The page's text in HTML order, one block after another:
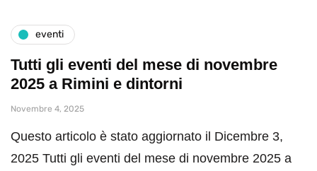
eventi
Tutti gli eventi del mese di novembre
2025 a Rimini e dintorni
Novembre 4, 2025
Questo articolo è stato aggiornato il Dicembre 3,
2025 Tutti gli eventi del mese di novembre 2025 a